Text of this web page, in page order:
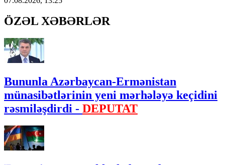
ÖZƏL XƏBƏRLƏR
Bununla Azərbaycan-Ermənistan
münasibətlərinin yeni mərhələyə keçidini
rəsmiləşdirdi - DEPUTAT